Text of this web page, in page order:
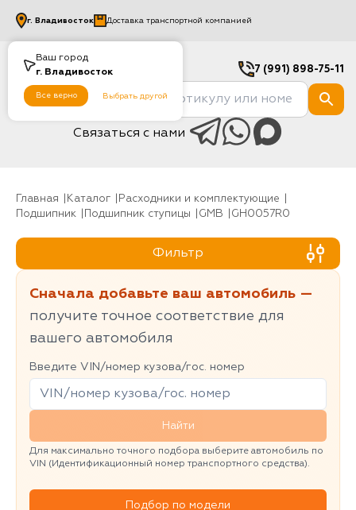
Ваш город
г. Владивосток
Все верно Выбрать другой
г. Владивосток Доставка транспортной компанией
7 (991) 898-75-11
Связаться с нами
Главная Каталог
Расходники и комплектующие
Подшипник
Подшипник ступицы GMB GH0057R0
Фильтр
Сначала добавьте ваш автомобиль —
получите точное соответствие для
вашего автомобиля
Введите VIN/номер кузова/гос. номер
Найти
Для максимально точного подбора выберите автомобиль по
VIN (Идентификационный номер транспортного средства).
Подбор по модели